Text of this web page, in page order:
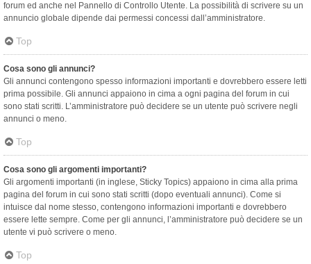
forum ed anche nel Pannello di Controllo Utente. La possibilità di scrivere su un
annuncio globale dipende dai permessi concessi dall’amministratore.
Top
Cosa sono gli annunci?
Gli annunci contengono spesso informazioni importanti e dovrebbero essere letti
prima possibile. Gli annunci appaiono in cima a ogni pagina del forum in cui
sono stati scritti. L’amministratore può decidere se un utente può scrivere negli
annunci o meno.
Top
Cosa sono gli argomenti importanti?
Gli argomenti importanti (in inglese, Sticky Topics) appaiono in cima alla prima
pagina del forum in cui sono stati scritti (dopo eventuali annunci). Come si
intuisce dal nome stesso, contengono informazioni importanti e dovrebbero
essere lette sempre. Come per gli annunci, l’amministratore può decidere se un
utente vi può scrivere o meno.
Top